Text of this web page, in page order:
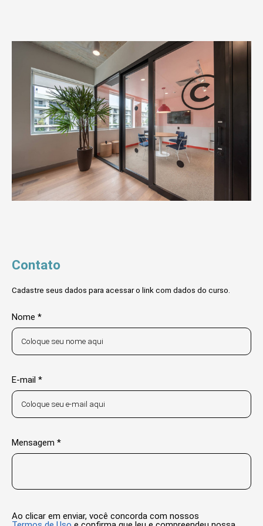
Contato
Cadastre seus dados para acessar o link com dados do curso.
Nome *
E-mail *
Mensagem *
Ao clicar em enviar, você concorda com nossos